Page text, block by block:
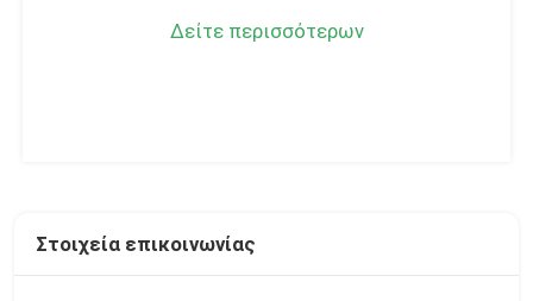
Δείτε περισσότερων
Στοιχεία επικοινωνίας